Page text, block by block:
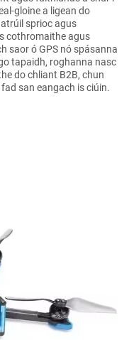
gloine a ligean do
sprioc agus
cothromaithe agus
saor ó GPS nó spásanna
tapaidh, roghanna nasc
do chliant B2B, chun
san eangach is ciúin.